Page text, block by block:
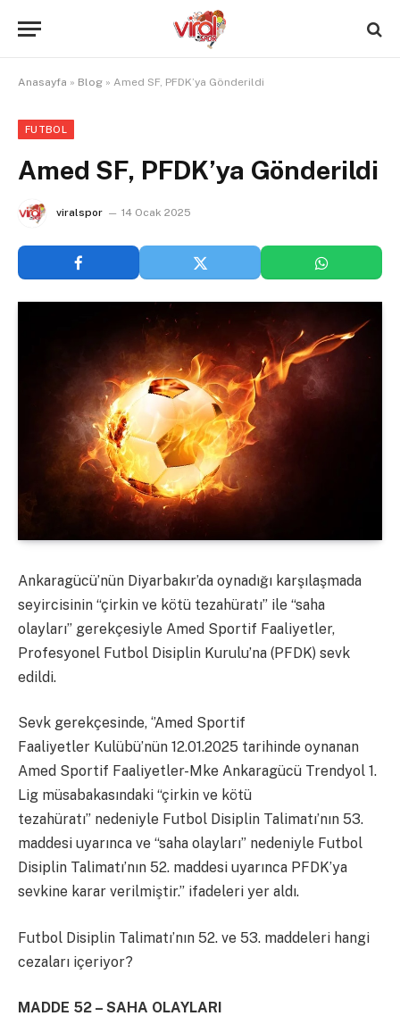
Anasayfa » Blog » Amed SF, PFDK’ya Gönderildi
FUTBOL
Amed SF, PFDK’ya Gönderildi
viralspor 14 Ocak 2025
Ankaragücü’nün Diyarbakır’da oynadığı karşılaşmada
seyircisinin “çirkin ve kötü tezahüratı” ile “saha
olayları’’ gerekçesiyle Amed Sportif Faaliyetler,
Profesyonel Futbol Disiplin Kurulu’na (PFDK) sevk
edildi.
Sevk gerekçesinde, ‘’Amed Sportif
Faaliyetler Kulübü’nün 12.01.2025 tarihinde oynanan
Amed Sportif Faaliyetler-Mke Ankaragücü Trendyol 1.
Lig müsabakasındaki “çirkin ve kötü
tezahüratı” nedeniyle Futbol Disiplin Talimatı’nın 53.
maddesi uyarınca ve “saha olayları” nedeniyle Futbol
Disiplin Talimatı’nın 52. maddesi uyarınca PFDK’ya
sevkine karar verilmiştir.’’ ifadeleri yer aldı.
Futbol Disiplin Talimatı’nın 52. ve 53. maddeleri hangi
cezaları içeriyor?
MADDE 52 – SAHA OLAYLARI